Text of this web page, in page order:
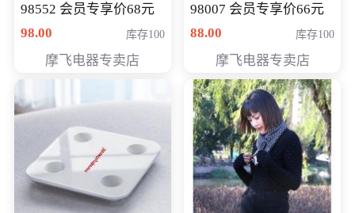
98552 会员专享价68元
98.00
库存100
摩飞电器专卖店
98007 会员专享价66元
88.00
库存100
摩飞电器专卖店